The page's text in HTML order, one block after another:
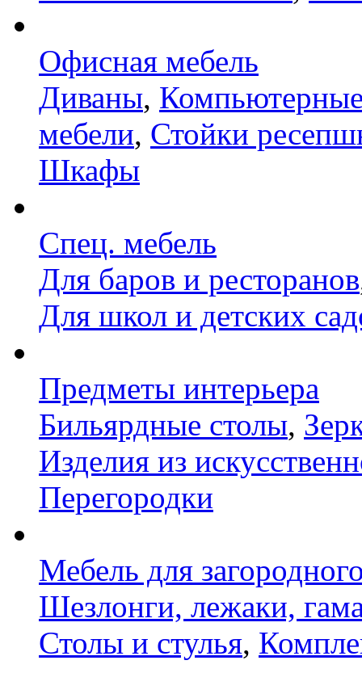
Офисная мебель
Диваны,
мебели, Стойки
Шкафы
Спец. мебель
Для баров и ресторанов
Для школ и детских
Предметы интерьера
Бильярдные столы,
Изделия из
Перегородки
Мебель для
Шезлонги, лежаки,
Столы и стулья,